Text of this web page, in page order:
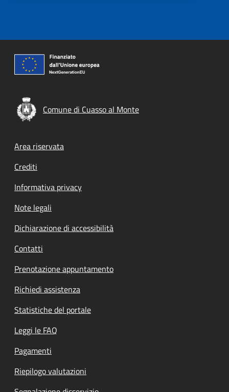
Comune di Cuasso al Monte
Footer menu
Area riservata
Crediti
Informativa privacy
Note legali
Dichiarazione di accessibilità
Contatti
Prenotazione appuntamento
Richiedi assistenza
Statistiche del portale
Leggi le FAQ
Pagamenti
Riepilogo valutazioni